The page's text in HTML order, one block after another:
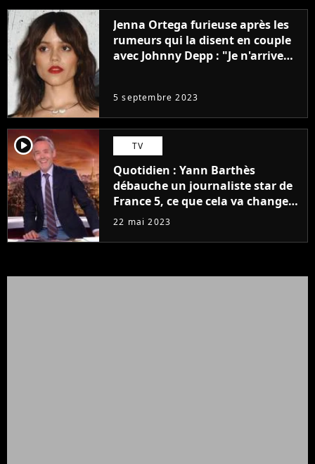
Jenna Ortega furieuse après les
rumeurs qui la disent en couple
avec Johnny Depp : "Je n'arrive
5 septembre 2023
player2 TV
Quotidien : Yann Barthès
débauche un journaliste star de
France 5, ce que cela va changer
à la rentrée
22 mai 2023